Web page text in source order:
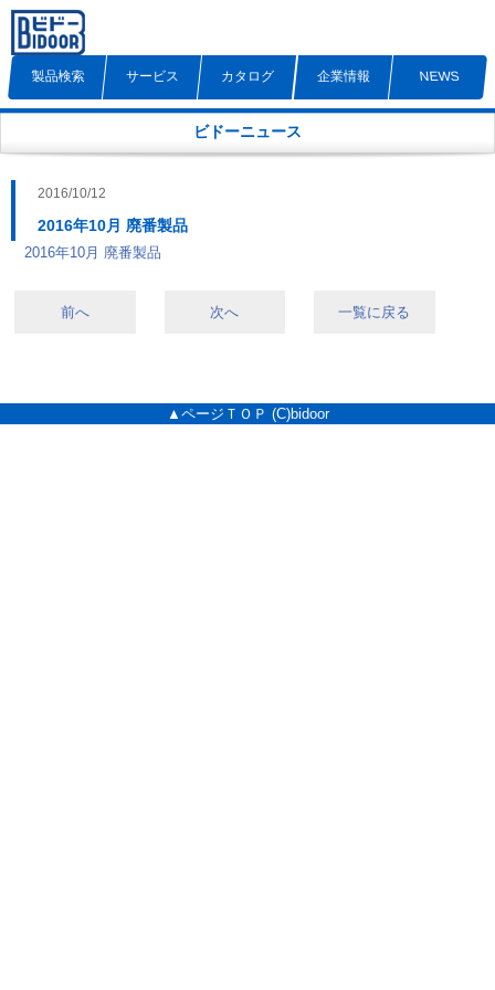
製品検索 サービス カタログ 企業情報 NEWS
ビドーニュース
2016/10/12
2016年10月 廃番製品
2016年10月 廃番製品
前へ 次へ 一覧に戻る
▲ページＴＯＰ (C)bidoor